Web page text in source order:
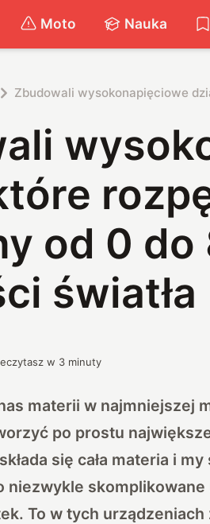
Moto Nauka
Zbudowali wysokonapięciowe
od 0 do
światła
w 3 minuty
materii w najmniejszej
po prostu
się cała materia i
niezwykle skomplikowane
To w tych